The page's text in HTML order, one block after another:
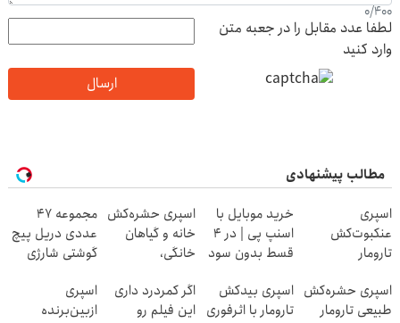
0/400
لطفا عدد مقابل را در جعبه متن
وارد کنید
ارسال
مطالب پیشنهادی
اسپری
عنکبوت‌‌کش
تارومار
عنکبوت
خرید موبایل با
اسنپ پی | در ۴
قسط بدون سود
اسپری حشره‌کش
خانه و گیاهان
خانگی،
حشرات خانگی و
آفات
مجموعه 47
عددی دریل پیچ
گوشتی شارژی
محدود)
اسپری حشره‌کش
طبیعی تارومار
اسپری بیدکش
تارومار با اثرفوری
اگر کمردرد داری
این فیلم رو
اسپری
ازبین‌برنده